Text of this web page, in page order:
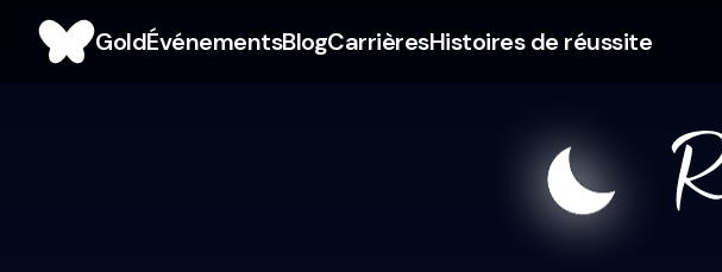
GoldÉvénementsBlogCarrièresHistoires de réussite